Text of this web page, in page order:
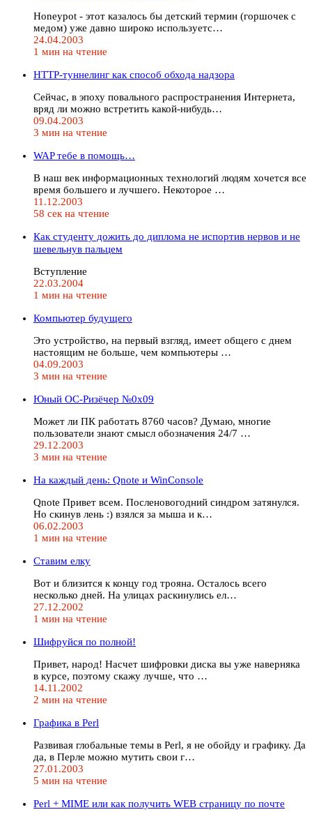
Honeypot - этот казалось бы детский термин (горшочек с
медом) уже давно широко используетс…
24.04.2003
1 мин на чтение
HTTP-туннелинг как способ обхода надзора
Сейчас, в эпоху повального распространения Интернета,
вряд ли можно встретить какой-нибудь…
09.04.2003
3 мин на чтение
WAP тебе в помощь…
В наш век информационных технологий людям хочется все
время большего и лучшего. Некоторое …
11.12.2003
58 сек на чтение
Как студенту дожить до диплома не испортив нервов и не
шевельнув пальцем
Вступление
22.03.2004
1 мин на чтение
Компьютер будущего
Это устройство, на первый взгляд, имеет общего с днем
настоящим не больше, чем компьютеры …
04.09.2003
3 мин на чтение
Юный ОС-Ризёчер №0x09
Может ли ПК работать 8760 часов? Думаю, многие
пользователи знают смысл обозначения 24/7 …
29.12.2003
3 мин на чтение
На каждый день: Qnote и WinConsole
Qnote Привет всем. Посленовогодний синдром затянулся.
Но скинув лень :) взялся за мыша и к…
06.02.2003
1 мин на чтение
Ставим елку
Вот и близится к концу год трояна. Осталось всего
несколько дней. На улицах раскинулись ел…
27.12.2002
1 мин на чтение
Шифруйся по полной!
Привет, народ! Насчет шифровки диска вы уже наверняка
в курсе, поэтому скажу лучше, что …
14.11.2002
2 мин на чтение
Графика в Perl
Развивая глобальные темы в Perl, я не обойду и графику. Да
да, в Перле можно мутить свои г…
27.01.2003
5 мин на чтение
Perl + MIME или как получить WEB страницу по почте